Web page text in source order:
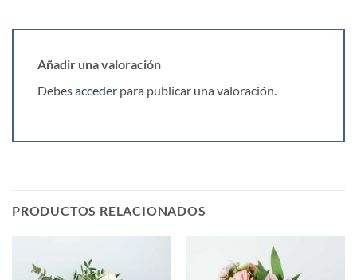
Añadir una valoración
Debesacceder para publicar una valoración.
PRODUCTOS RELACIONADOS